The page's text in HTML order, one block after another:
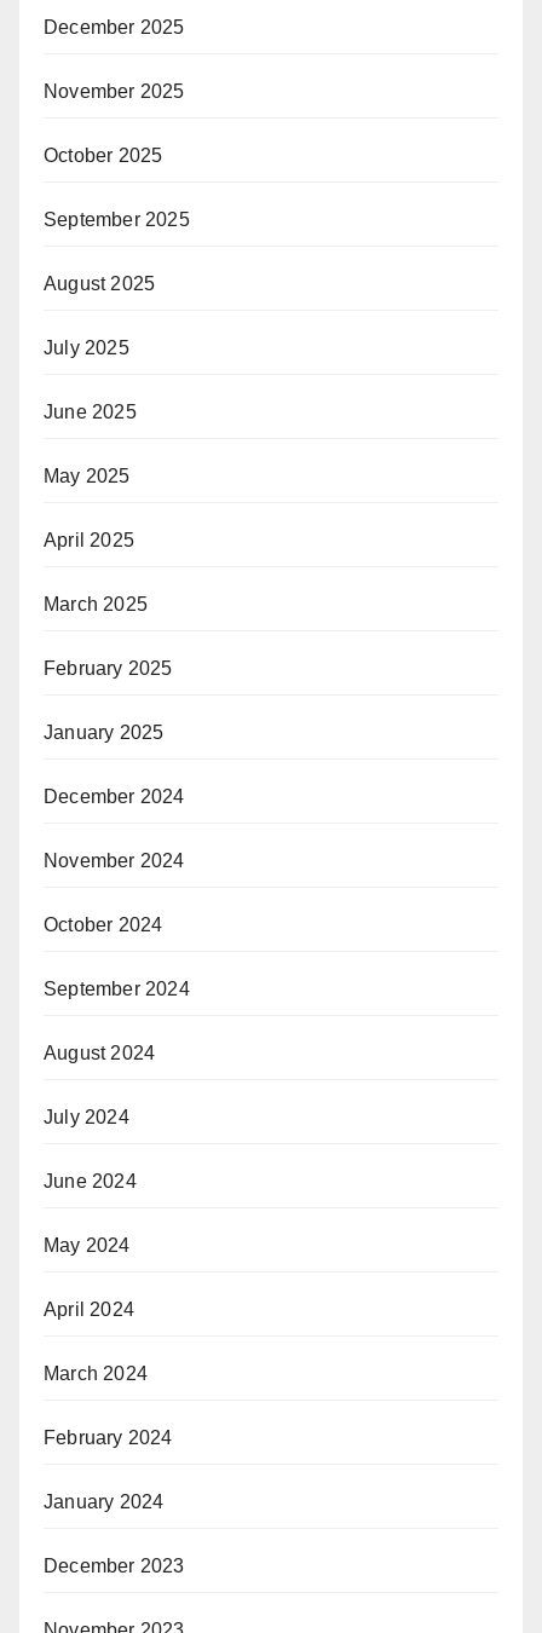
December 2025
November 2025
October 2025
September 2025
August 2025
July 2025
June 2025
May 2025
April 2025
March 2025
February 2025
January 2025
December 2024
November 2024
October 2024
September 2024
August 2024
July 2024
June 2024
May 2024
April 2024
March 2024
February 2024
January 2024
December 2023